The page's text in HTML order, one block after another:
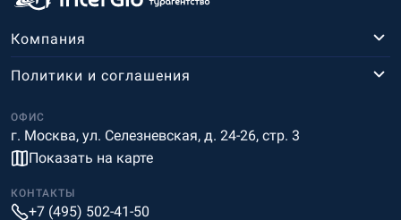
Компания
ОФИС
г. Москва, ул. Селезневская, д. 24-26, стр. 3
Показать на карте
Политики и соглашения
КОНТАКТЫ
+7 (495) 502-41-50